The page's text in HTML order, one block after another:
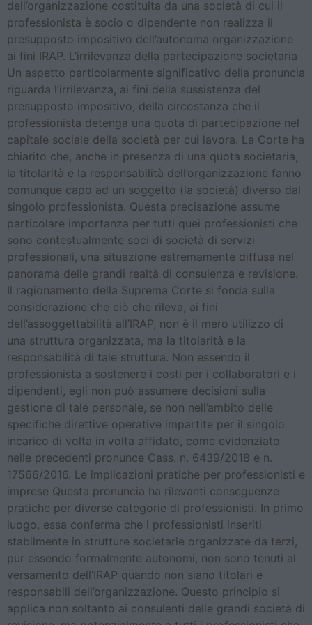
dell’organizzazione costituita da una società di cui il
professionista è socio o dipendente non realizza il
presupposto impositivo dell’autonoma organizzazione
ai fini IRAP. L’irrilevanza della partecipazione societaria
Un aspetto particolarmente significativo della pronuncia
riguarda l’irrilevanza, ai fini della sussistenza del
presupposto impositivo, della circostanza che il
professionista detenga una quota di partecipazione nel
capitale sociale della società per cui lavora. La Corte ha
chiarito che, anche in presenza di una quota societaria,
la titolarità e la responsabilità dell’organizzazione fanno
comunque capo ad un soggetto (la società) diverso dal
singolo professionista. Questa precisazione assume
particolare importanza per tutti quei professionisti che
sono contestualmente soci di società di servizi
professionali, una situazione estremamente diffusa nel
panorama delle grandi realtà di consulenza e revisione.
Il ragionamento della Suprema Corte si fonda sulla
considerazione che ciò che rileva, ai fini
dell’assoggettabilità all’IRAP, non è il mero utilizzo di
una struttura organizzata, ma la titolarità e la
responsabilità di tale struttura. Non essendo il
professionista a sostenere i costi per i collaboratori e i
dipendenti, egli non può assumere decisioni sulla
gestione di tale personale, se non nell’ambito delle
specifiche direttive operative impartite per il singolo
incarico di volta in volta affidato, come evidenziato
nelle precedenti pronunce Cass. n. 6439/2018 e n.
17566/2016. Le implicazioni pratiche per professionisti e
imprese Questa pronuncia ha rilevanti conseguenze
pratiche per diverse categorie di professionisti. In primo
luogo, essa conferma che i professionisti inseriti
stabilmente in strutture societarie organizzate da terzi,
pur essendo formalmente autonomi, non sono tenuti al
versamento dell’IRAP quando non siano titolari e
responsabili dell’organizzazione. Questo principio si
applica non soltanto ai consulenti delle grandi società di